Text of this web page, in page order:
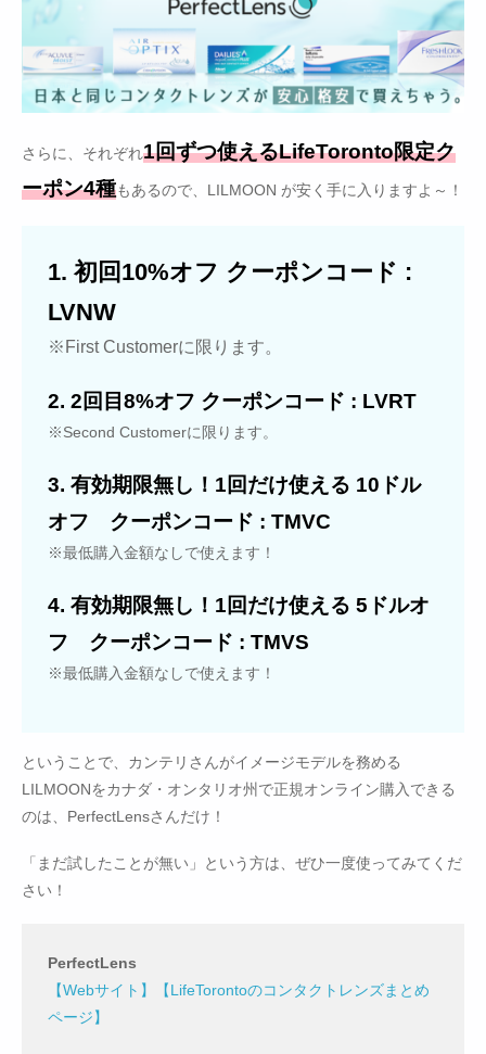
さらに、それぞれ1回ずつ使えるLifeToronto限定ク
ーポン4種もあるので、LILMOON が安く手に入りますよ～！
1. 初回10%オフ クーポンコード :
LVNW
※First Customerに限ります。
2. 2回目8%オフ クーポンコード : LVRT
※Second Customerに限ります。
3. 有効期限無し！1回だけ使える 10ドル
オフ クーポンコード : TMVC
※最低購入金額なしで使えます！
4. 有効期限無し！1回だけ使える 5ドルオ
フ クーポンコード : TMVS
※最低購入金額なしで使えます！
ということで、カンテリさんがイメージモデルを務める
LILMOONをカナダ・オンタリオ州で正規オンライン購入できる
のは、PerfectLensさんだけ！
「まだ試したことが無い」という方は、ぜひ一度使ってみてくだ
さい！
PerfectLens
【Webサイト】
【LifeTorontoのコンタクトレンズまとめ
ページ】